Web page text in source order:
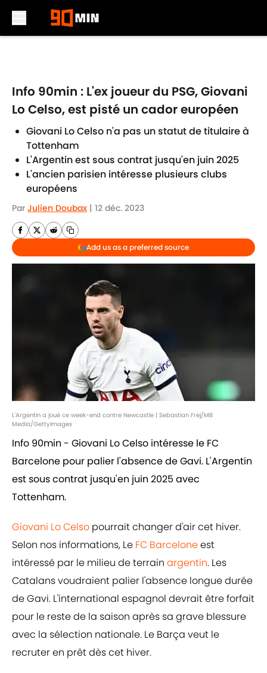
Info 90min : L'ex joueur du PSG, Giovani
Lo Celso, est pisté un cador européen
Giovani Lo Celso n'a pas un statut de titulaire à
Tottenham
L'Argentin est sous contrat jusqu'en juin 2025
L'ancien parisien intéresse plusieurs clubs
européens
Par Julien Doubax | 12 déc. 2023
Add us as a preferred source
L'Argentin a joué ce week-end contre Newcastle | Sebastian Frej/MB
Media/GettyImages
Info 90min - Giovani Lo Celso intéresse le FC
Barcelone pour palier l'absence de Gavi. L'Argentin
est sous contrat jusqu'en juin 2025 avec
Tottenham.
Giovani Lo Celso pourrait changer d'air cet hiver.
Selon nos informations, Le FC Barceloneest
intéressé par le milieu de terrain argentin. Les
Catalans voudraient palier l'absence longue durée
de Gavi. L'international espagnol devrait être forfait
pour le reste de la saison après sa grave blessure
avec la sélection nationale. Le Barça veut le
recruter en prêt dès cet hiver.